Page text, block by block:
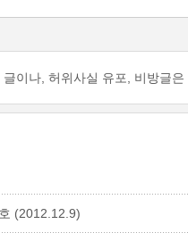
글이나, 허위사실 유포, 비방글
(2012.12.9)